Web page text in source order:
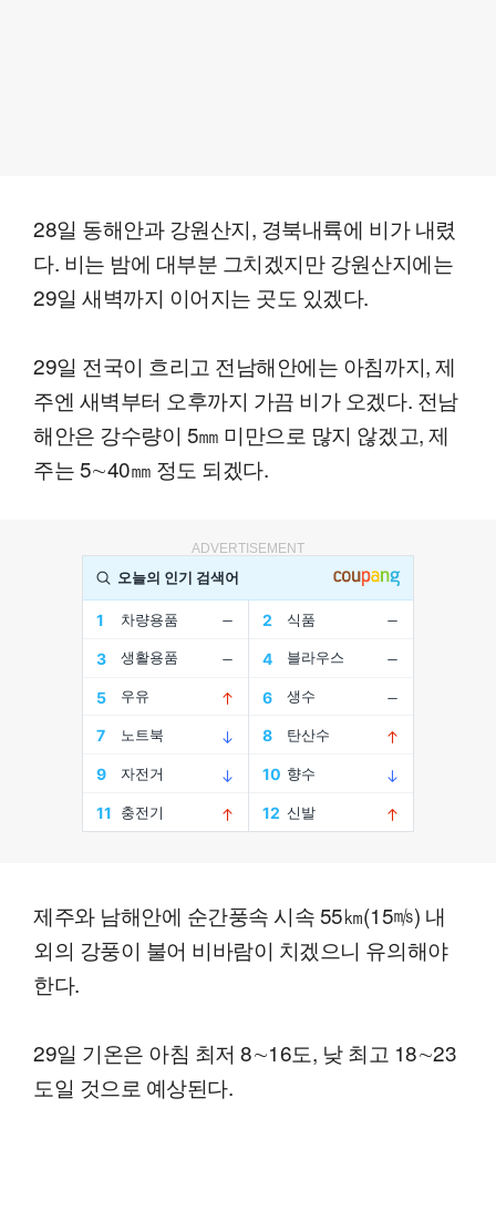
28일 동해안과 강원산지, 경북내륙에 비가 내렸
다. 비는 밤에 대부분 그치겠지만 강원산지에는
29일 새벽까지 이어지는 곳도 있겠다.
29일 전국이 흐리고 전남해안에는 아침까지, 제
주엔 새벽부터 오후까지 가끔 비가 오겠다. 전남
해안은 강수량이 5㎜ 미만으로 많지 않겠고, 제
주는 5∼40㎜ 정도 되겠다.
ADVERTISEMENT
제주와 남해안에 순간풍속 시속 55㎞(15㎧) 내
외의 강풍이 불어 비바람이 치겠으니 유의해야
한다.
29일 기온은 아침 최저 8∼16도, 낮 최고 18∼23
도일 것으로 예상된다.